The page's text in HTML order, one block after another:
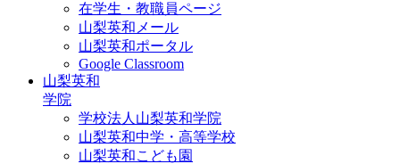
在学生・教職員ページ
山梨英和メール
山梨英和ポータル
Google Classroom
山梨英和
学院
学校法人山梨英和学院
山梨英和中学・高等学校
山梨英和こども園